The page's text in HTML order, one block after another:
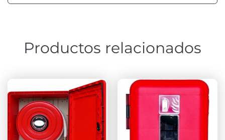
Productos relacionados